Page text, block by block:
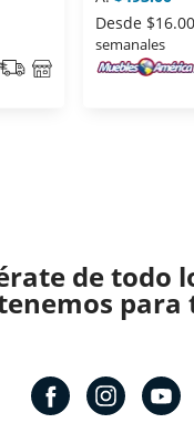
Desde $16.00
semanales
de todo
para